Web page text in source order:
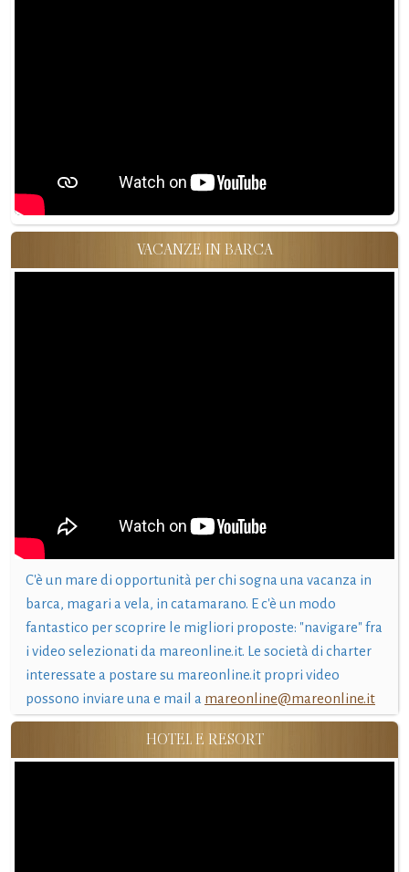
VACANZE IN BARCA
C'è un mare di opportunità per chi sogna una vacanza in
barca, magari a vela, in catamarano. E c'è un modo
fantastico per scoprire le migliori proposte: "navigare" fra
i video selezionati da mareonline.it. Le società di charter
interessate a postare su mareonline.it propri video
possono inviare una e mail a mareonline@mareonline.it
HOTEL E RESORT